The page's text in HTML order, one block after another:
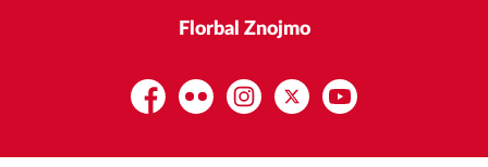
Florbal Znojmo
FacebookFlickr InstagramPlatform X
YouTube